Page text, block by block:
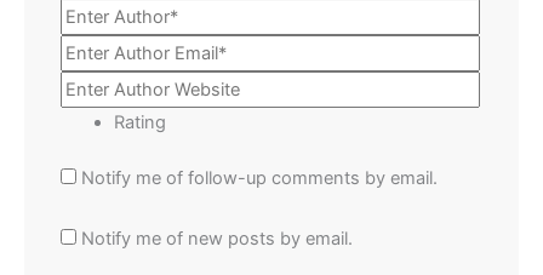
Rating
Notify me of follow-up comments by email.
Notify me of new posts by email.